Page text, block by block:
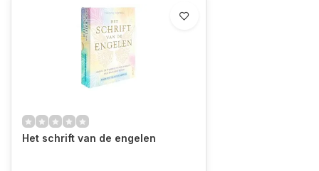
Het schrift van de engelen